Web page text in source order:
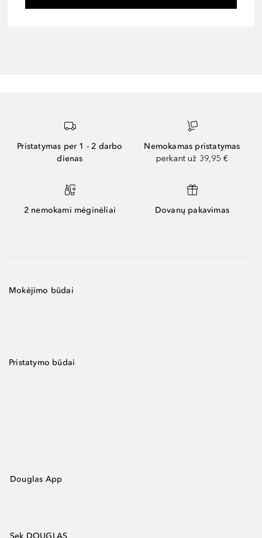
Pristatymas per 1 - 2 darbo
dienas
Nemokamas pristatymas
perkant už 39,95 €
2 nemokami mėginėliai Dovanų pakavimas
Mokėjimo būdai
Pristatymo būdai
Douglas App